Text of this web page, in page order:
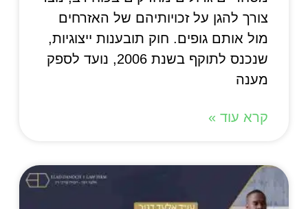
צורך להגן על זכויותיהם של האזרחים
מול אותם גופים. חוק תובענות ייצוגיות,
שנכנס לתוקף בשנת 2006, נועד לספק
מענה
קרא עוד »